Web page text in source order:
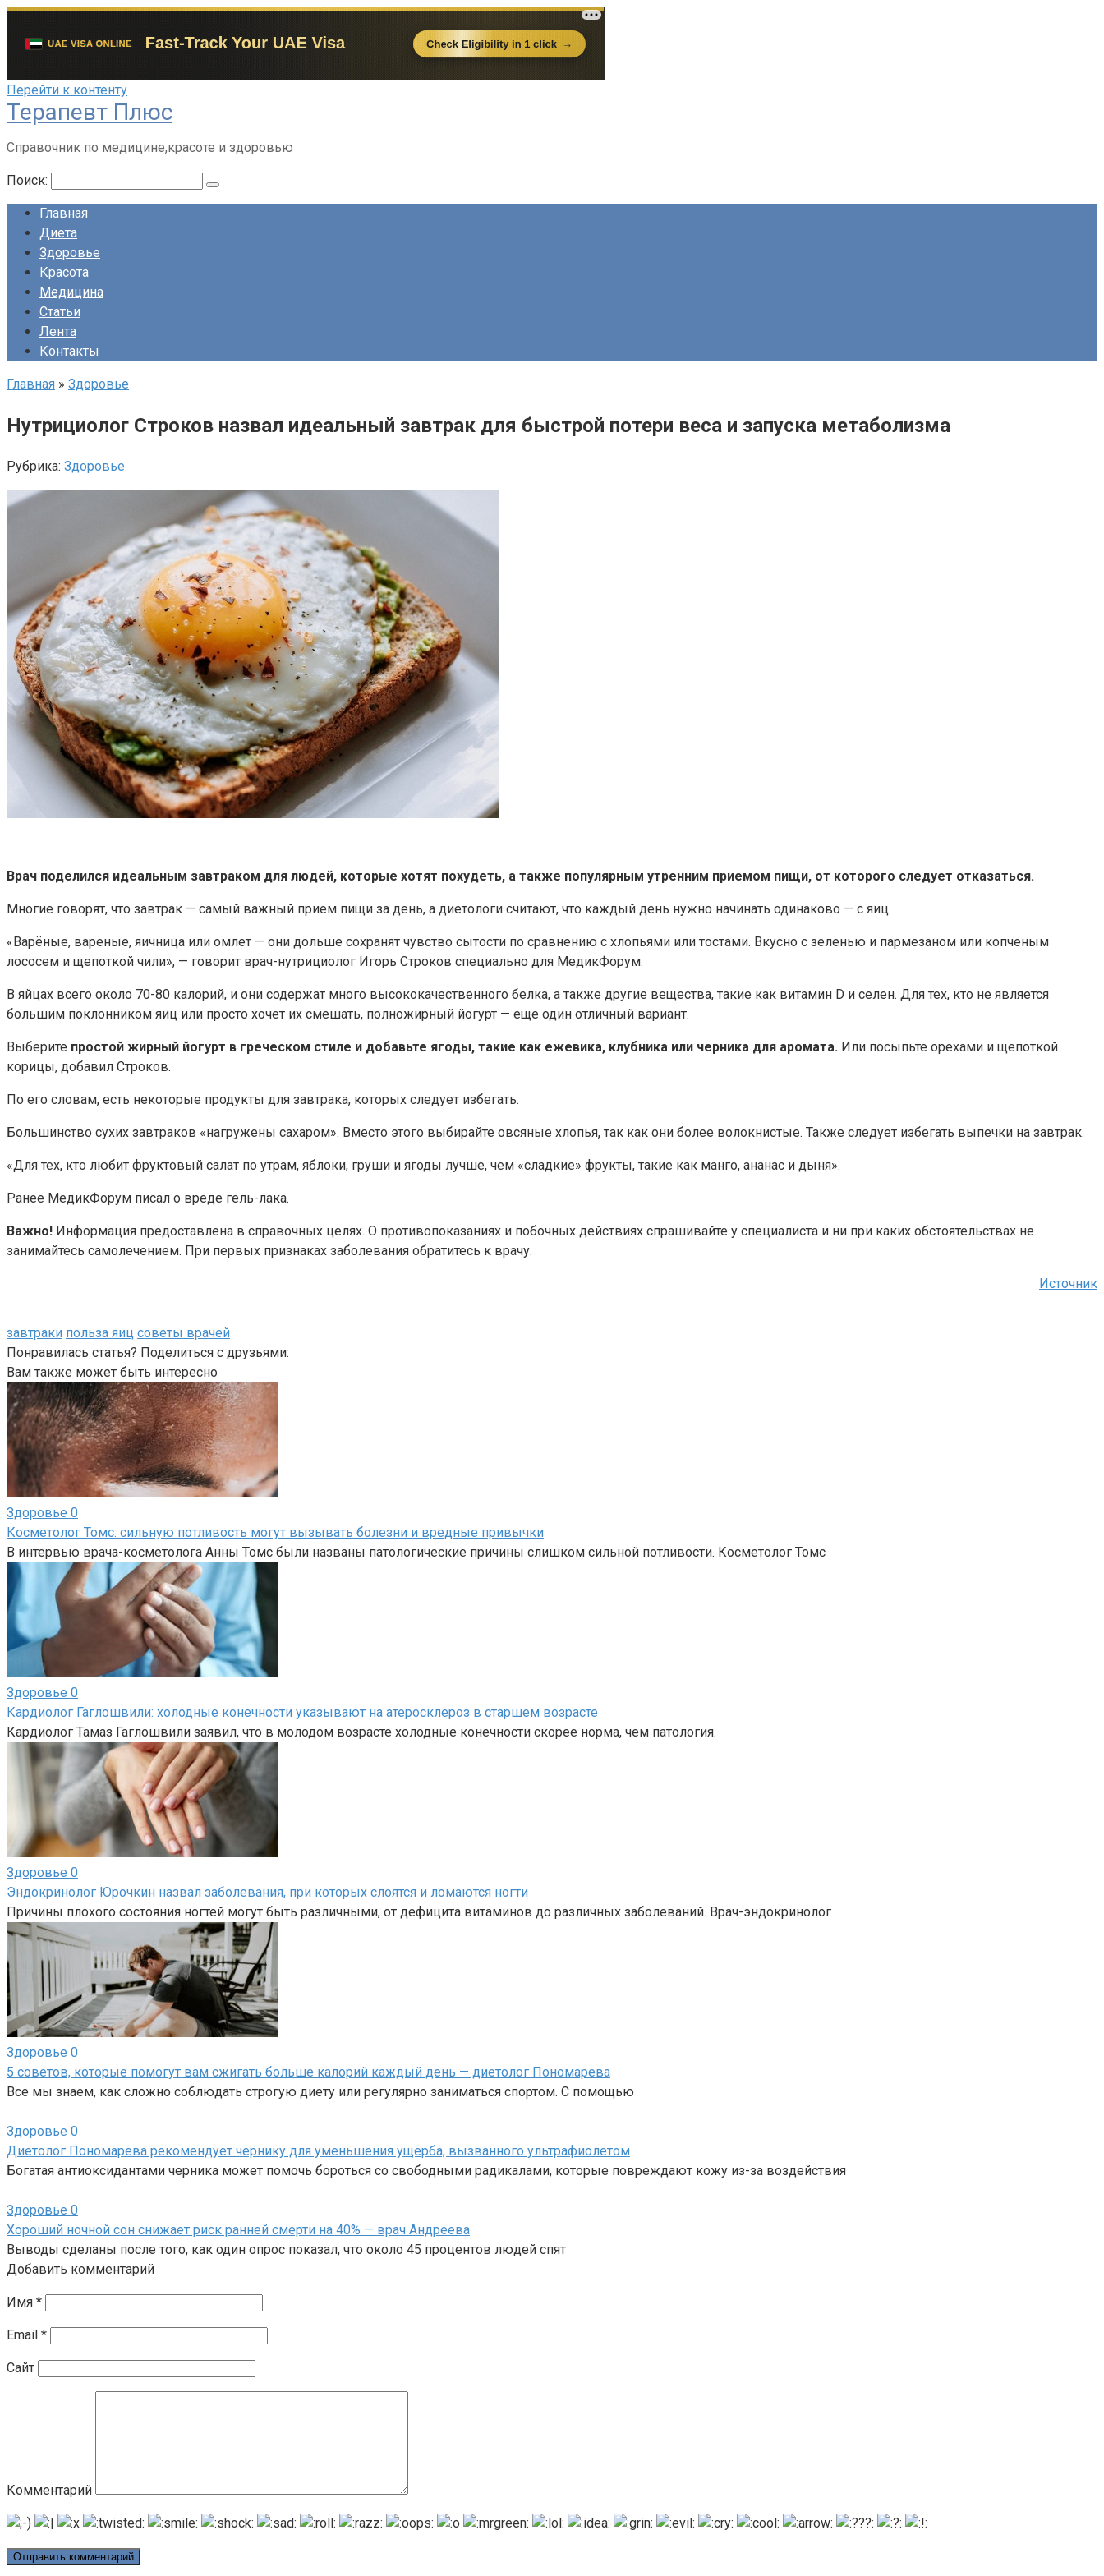
Перейти к контенту
Терапевт Плюс
Справочник по медицине,красоте и здоровью
Поиск:
Главная
Диета
Здоровье
Красота
Медицина
Статьи
Лента
Контакты
Главная » Здоровье
Нутрициолог Строков назвал идеальный завтрак для быстрой потери веса и запуска метаболизма
Рубрика: Здоровье
Врач поделился идеальным завтраком для людей, которые хотят похудеть, а также популярным утренним приемом пищи, от которого следует отказаться.
Многие говорят, что завтрак — самый важный прием пищи за день, а диетологи считают, что каждый день нужно начинать одинаково — с яиц.
«Варёные, вареные, яичница или омлет — они дольше сохранят чувство сытости по сравнению с хлопьями или тостами. Вкусно с зеленью и пармезаном или копченым
лососем и щепоткой чили», — говорит врач-нутрициолог Игорь Строков специально для МедикФорум.
В яйцах всего около 70-80 калорий, и они содержат много высококачественного белка, а также другие вещества, такие как витамин D и селен. Для тех, кто не является
большим поклонником яиц или просто хочет их смешать, полножирный йогурт — еще один отличный вариант.
Выберите простой жирный йогурт в греческом стиле и добавьте ягоды, такие как ежевика, клубника или черника для аромата. Или посыпьте орехами и щепоткой
корицы, добавил Строков.
По его словам, есть некоторые продукты для завтрака, которых следует избегать.
Большинство сухих завтраков «нагружены сахаром». Вместо этого выбирайте овсяные хлопья, так как они более волокнистые. Также следует избегать выпечки на завтрак.
«Для тех, кто любит фруктовый салат по утрам, яблоки, груши и ягоды лучше, чем «сладкие» фрукты, такие как манго, ананас и дыня».
Ранее МедикФорум писал о вреде гель-лака.
Важно! Информация предоставлена в справочных целях. О противопоказаниях и побочных действиях спрашивайте у специалиста и ни при каких обстоятельствах не
занимайтесь самолечением. При первых признаках заболевания обратитесь к врачу.
Источник
завтраки польза яиц советы врачей
Понравилась статья? Поделиться с друзьями:
Вам также может быть интересно
Здоровье 0
Косметолог Томс: сильную потливость могут вызывать болезни и вредные привычки
В интервью врача-косметолога Анны Томс были названы патологические причины слишком сильной потливости. Косметолог Томс
Здоровье 0
Кардиолог Гаглошвили: холодные конечности указывают на атеросклероз в старшем возрасте
Кардиолог Тамаз Гаглошвили заявил, что в молодом возрасте холодные конечности скорее норма, чем патология.
Здоровье 0
Эндокринолог Юрочкин назвал заболевания, при которых слоятся и ломаются ногти
Причины плохого состояния ногтей могут быть различными, от дефицита витаминов до различных заболеваний. Врач-эндокринолог
Здоровье 0
5 советов, которые помогут вам сжигать больше калорий каждый день — диетолог Пономарева
Все мы знаем, как сложно соблюдать строгую диету или регулярно заниматься спортом. С помощью
Здоровье 0
Диетолог Пономарева рекомендует чернику для уменьшения ущерба, вызванного ультрафиолетом
Богатая антиоксидантами черника может помочь бороться со свободными радикалами, которые повреждают кожу из-за воздействия
Здоровье 0
Хороший ночной сон снижает риск ранней смерти на 40% — врач Андреева
Выводы сделаны после того, как один опрос показал, что около 45 процентов людей спят
Добавить комментарий
Имя *
Email *
Сайт
Комментарий